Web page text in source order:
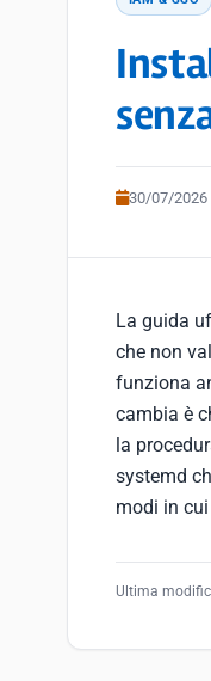
30/07/2026
La guida
che non
funziona
cambia è
la
systemd
modi in
Ultima